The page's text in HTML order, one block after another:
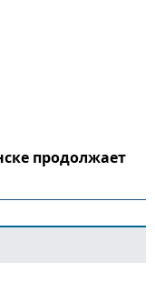
продолжает